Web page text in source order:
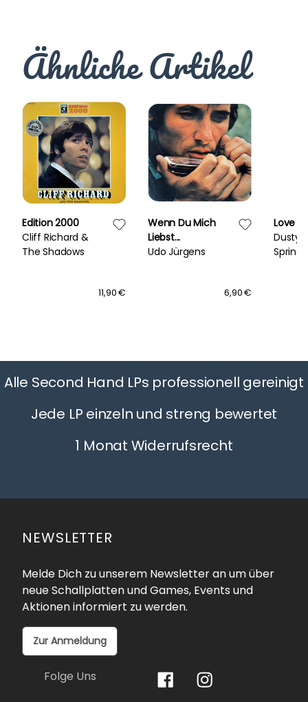
Ähnliche Artikel
Edition 2000
Cliff Richard &
The Shadows
11,90 €
Wenn Du Mich
Liebst...
Udo Jürgens
6,90 €
Love &
Dusty
Alle Second Hand LPs professionell gereinigt
Jede LP einzeln und streng bewertet
1 Monat Widerrufsrecht
NEWSLETTER
Melde Dich zu unserem Newsletter an um über
neue Schallplatten und Games, Events und
Aktionen informiert zu werden.
Zur Anmeldung
Folge Uns